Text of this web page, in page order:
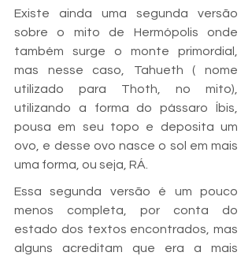
Existe ainda uma segunda versão
sobre o mito de Hermópolis onde
também surge o monte primordial,
mas nesse caso, Tahueth ( nome
utilizado para Thoth, no mito),
utilizando a forma do pássaro Íbis,
pousa em seu topo e deposita um
ovo, e desse ovo nasce o sol em mais
uma forma, ou seja, RÁ.
Essa segunda versão é um pouco
menos completa, por conta do
estado dos textos encontrados, mas
alguns acreditam que era a mais